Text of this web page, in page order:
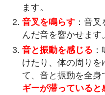
ます。
音叉を鳴らす：音叉
んだ音を響かせます。
音と振動を感じる
けたり、体の周りを
て、音と振動を全身
ギーが滞っている